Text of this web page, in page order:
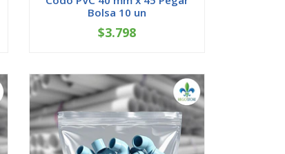
Bolsa 10 un
+
$3.798